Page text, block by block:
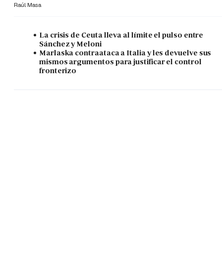
Raúl Masa
La crisis de Ceuta lleva al límite el pulso entre
Sánchez y Meloni
Marlaska contraataca a Italia y les devuelve sus
mismos argumentos para justificar el control
fronterizo